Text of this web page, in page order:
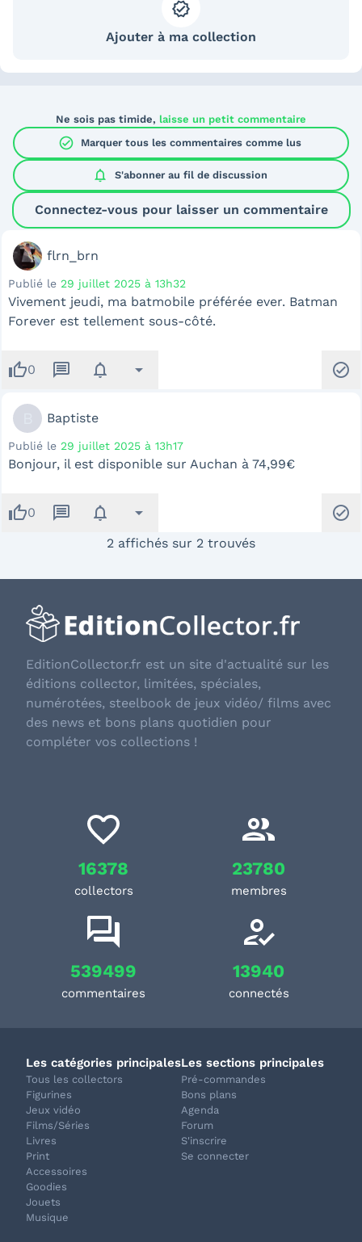
Ajouter à ma collection
Ne sois pas timide, laisse un petit commentaire
check_circle Marquer tous les commentaires comme lus
notifications S'abonner au fil de discussion
Connectez-vous pour laisser un commentaire
flrn_brn
Publié le 29 juillet 2025 à 13h32
Vivement jeudi, ma batmobile préférée ever. Batman
Forever est tellement sous-côté.
thumb_up0 message notifications arrow_drop_down check_circle
Baptiste
Publié le 29 juillet 2025 à 13h17
Bonjour, il est disponible sur Auchan à 74,99€
thumb_up0 message notifications arrow_drop_down check_circle
2 affichés sur 2 trouvés
EditionCollector.fr est un site d'actualité sur les
éditions collector, limitées, spéciales,
numérotées, steelbook de jeux vidéo/ films avec
des news et bons plans quotidien pour
compléter vos collections !
16378
collectors
23780
membres
539499
commentaires
13940
connectés
Les catégories principales
Tous les collectors
Figurines
Jeux vidéo
Films/Séries
Livres
Print
Accessoires
Goodies
Jouets
Musique
Les sections principales
Pré-commandes
Bons plans
Agenda
Forum
S'inscrire
Se connecter